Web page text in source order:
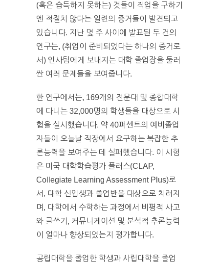
(혹은 습득하지 못하는) 것들이 직업을 구하기
엔 적절치 않다는 일련의 증거들이 발견되고
있습니다. 지난 몇 주 사이에 발표된 두 건의
연구는, (취업이 준비되었다는 하나의 증거로
서) 인사팀에게 보내지는 대학 졸업장을 둘러
싼 여러 문제들을 보여줍니다.
한 연구에서는, 169개의 전문대 및 종합대학
에 다니는 32,000명의 학생들을 대상으로 시
험을 실시했습니다. 약 40퍼센트의 예비졸업
자들이 오늘날 직장에서 요구하는 복잡한 추
론능력을 보여주는 데 실패했습니다. 이 시험
은 미국 대학학습평가 플러스(CLAP,
Collegiate Learning Assessment Plus)로
서, 대학 신입생과 졸업반을 대상으로 치러지
며, 대학에서 수학하는 과정에서 비평적 사고
와 글쓰기, 커뮤니케이션 및 분석적 추론능력
이 얼마나 향상되었는지 평가합니다.
공립대학을 졸업한 학생과 사립대학을 졸업